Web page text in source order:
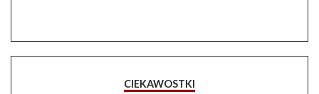
CIEKAWOSTKI